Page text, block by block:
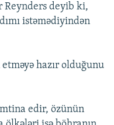
Reynders deyib ki,
istəmədiyindən
hazır olduğunu
edir, özünün